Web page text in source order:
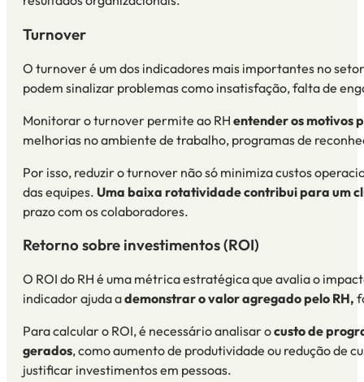
Turnover
O turnover é um dos indicadores mais importantes no
podem sinalizar problemas como insatisfação, falta de
Monitorar o turnover permite ao RH entender os motivos
melhorias no ambiente de trabalho, programas de
Por isso, reduzir o turnover não só minimiza custos
das equipes. Uma baixa rotatividade contribui para um
prazo com os colaboradores.
Retorno sobre investimentos (ROI)
O ROI do RH é uma métrica estratégica que avalia o
indicador ajuda ademonstrar o valor agregado pelo RH,
Para calcular o ROI, é necessário analisar ocusto de
gerados, como aumento de produtividade ou redução de
justificar investimentos em pessoas.